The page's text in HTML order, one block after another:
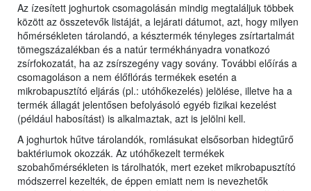
Az ízesített joghurtok csomagolásán mindig megtaláljuk többek
között az összetevők listáját, a lejárati dátumot, azt, hogy milyen
hőmérsékleten tárolandó, a késztermék tényleges zsírtartalmát
tömegszázalékban és a natúr termékhányadra vonatkozó
zsírfokozatát, ha az zsírszegény vagy sovány. További előírás a
csomagoláson a nem élőflórás termékek esetén a
mikrobapusztító eljárás (pl.: utóhőkezelés) jelölése, illetve ha a
termék állagát jelentősen befolyásoló egyéb fizikai kezelést
(például habosítást) is alkalmaztak, azt is jelölni kell.
A joghurtok hűtve tárolandók, romlásukat elsősorban hidegtűrő
baktériumok okozzák. Az utóhőkezelt termékek
szobahőmérsékleten is tárolhatók, mert ezeket mikrobapusztító
módszerrel kezelték, de éppen emiatt nem is nevezhetők